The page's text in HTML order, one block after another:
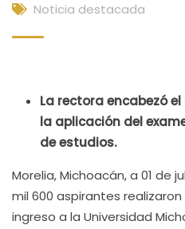
Noticia destacada
La rectora encabezó
la aplicación del
de estudios.
Morelia, Michoacán, a 01 de
mil 600 aspirantes
ingreso a la Universidad